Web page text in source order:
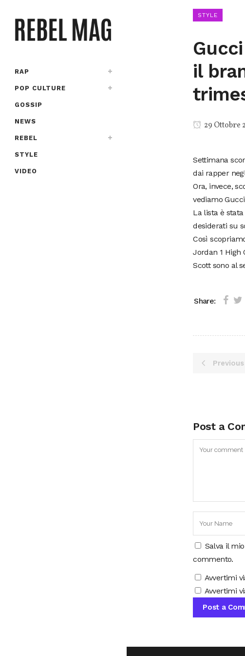
RAP
POP CULTURE
GOSSIP
NEWS
REBEL
STYLE
VIDEO
STYLE
il
29 Ottobre
Settimana
dai rapper
Ora, invece,
vediamo
La lista è
desiderati su
Così
Jordan 1 High
Scott sono al
Share:
Post a
Salva il
commento.
Avvertimi
Avvertimi